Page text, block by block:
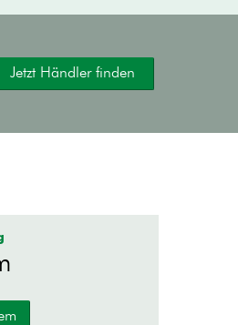
Jetzt Händler finden